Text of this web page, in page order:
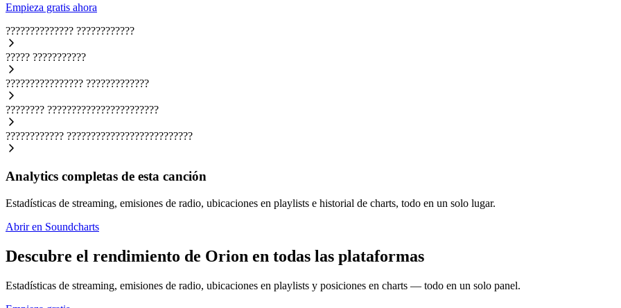
Empieza gratis ahora
?????????????? ????????????
????? ???????????
???????????????? ?????????????
???????? ???????????????????????
???????????? ??????????????????????????
Analytics completas de esta canción
Estadísticas de streaming, emisiones de radio, ubicaciones en playlists e historial de charts, todo en un solo lugar.
Abrir en Soundcharts
Descubre el rendimiento de Orion en todas las plataformas
Estadísticas de streaming, emisiones de radio, ubicaciones en playlists y posiciones en charts — todo en un solo panel.